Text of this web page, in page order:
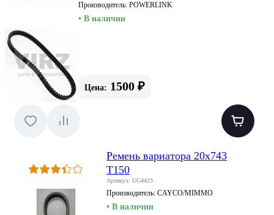
Производитель: POWERLINK
• В наличии
Цена: 1500 ₽
Ремень вариатора 20х743
T150
Артикул: UG4423
Производитель:CAYCO/MIMMO
• В наличии